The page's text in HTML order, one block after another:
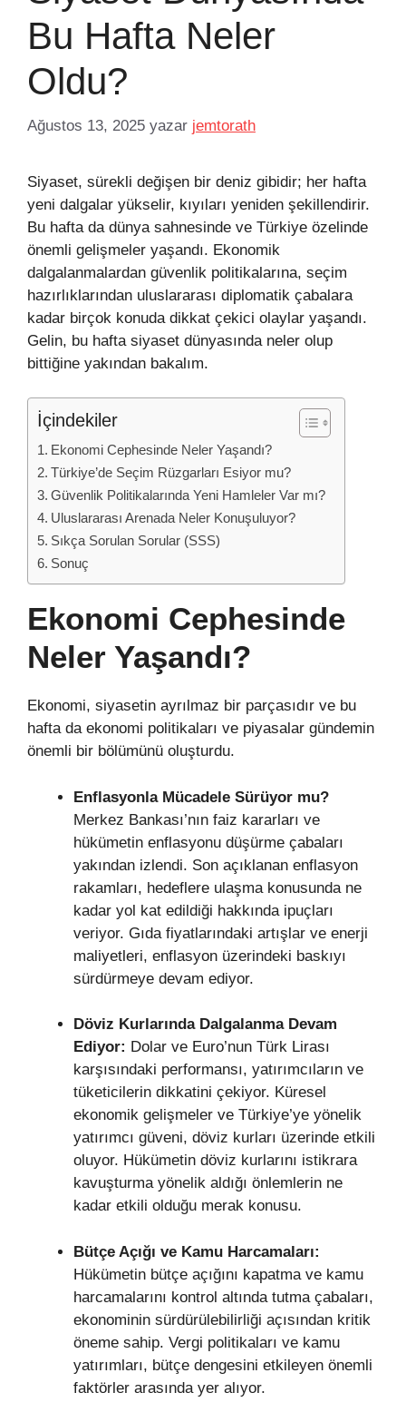
Bu Hafta Neler
Oldu?
Ağustos 13, 2025 yazar jemtorath
Siyaset, sürekli değişen bir deniz gibidir; her hafta
yeni dalgalar yükselir, kıyıları yeniden şekillendirir.
Bu hafta da dünya sahnesinde ve Türkiye özelinde
önemli gelişmeler yaşandı. Ekonomik
dalgalanmalardan güvenlik politikalarına, seçim
hazırlıklarından uluslararası diplomatik çabalara
kadar birçok konuda dikkat çekici olaylar yaşandı.
Gelin, bu hafta siyaset dünyasında neler olup
bittiğine yakından bakalım.
İçindekiler
Ekonomi Cephesinde Neler Yaşandı?
Türkiye’de Seçim Rüzgarları Esiyor mu?
Güvenlik Politikalarında Yeni Hamleler Var mı?
Uluslararası Arenada Neler Konuşuluyor?
Sıkça Sorulan Sorular (SSS)
Sonuç
Ekonomi Cephesinde
Neler Yaşandı?
Ekonomi, siyasetin ayrılmaz bir parçasıdır ve bu
hafta da ekonomi politikaları ve piyasalar gündemin
önemli bir bölümünü oluşturdu.
Enflasyonla Mücadele Sürüyor mu?
Merkez Bankası’nın faiz kararları ve
hükümetin enflasyonu düşürme çabaları
yakından izlendi. Son açıklanan enflasyon
rakamları, hedeflere ulaşma konusunda ne
kadar yol kat edildiği hakkında ipuçları
veriyor. Gıda fiyatlarındaki artışlar ve enerji
maliyetleri, enflasyon üzerindeki baskıyı
sürdürmeye devam ediyor.
Döviz Kurlarında Dalgalanma Devam
Ediyor: Dolar ve Euro’nun Türk Lirası
karşısındaki performansı, yatırımcıların ve
tüketicilerin dikkatini çekiyor. Küresel
ekonomik gelişmeler ve Türkiye’ye yönelik
yatırımcı güveni, döviz kurları üzerinde etkili
oluyor. Hükümetin döviz kurlarını istikrara
kavuşturma yönelik aldığı önlemlerin ne
kadar etkili olduğu merak konusu.
Bütçe Açığı ve Kamu Harcamaları:
Hükümetin bütçe açığını kapatma ve kamu
harcamalarını kontrol altında tutma çabaları,
ekonominin sürdürülebilirliği açısından kritik
öneme sahip. Vergi politikaları ve kamu
yatırımları, bütçe dengesini etkileyen önemli
faktörler arasında yer alıyor.